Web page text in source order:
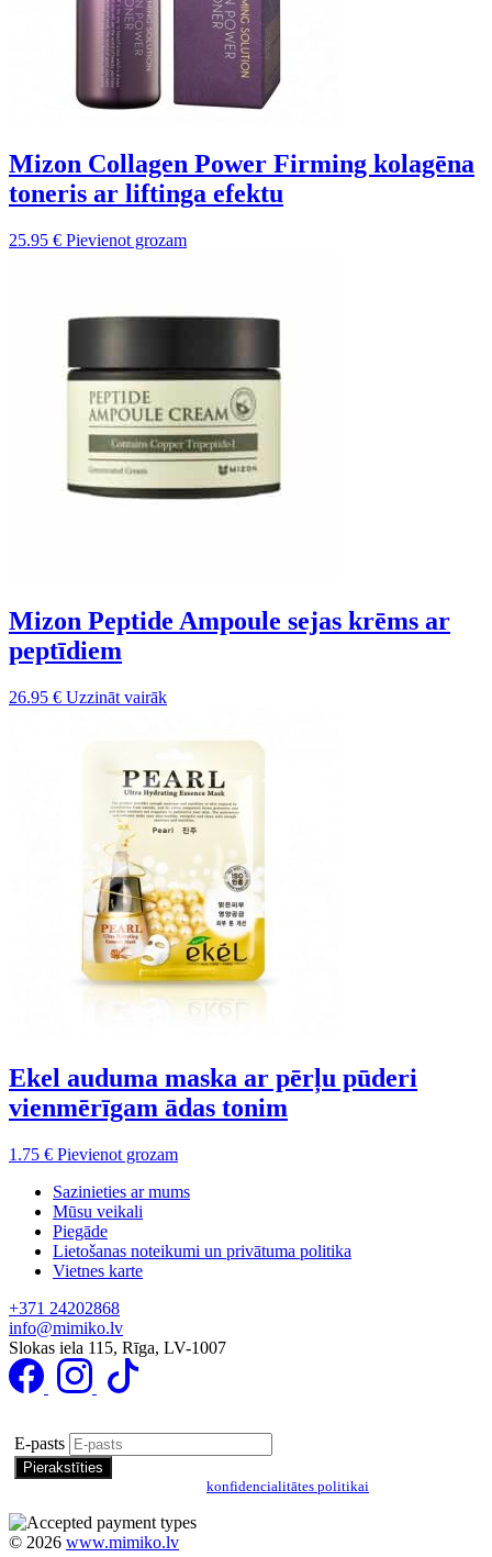
Mizon Collagen Power Firming kolagēna
toneris ar liftinga efektu
25.95 € Pievienot grozam
Mizon Peptide Ampoule sejas krēms ar
peptīdiem
26.95 € Uzzināt vairāk
Ekel auduma maska ar pērļu pūderi
vienmērīgam ādas tonim
1.75 € Pievienot grozam
Sazinieties ar mums
Mūsu veikali
Piegāde
Lietošanas noteikumi un privātuma politika
Vietnes karte
+371 24202868
info@mimiko.lv
Slokas iela 115, Rīga, LV-1007
E-pasts
konfidencialitātes politikai
© 2026 www.mimiko.lv